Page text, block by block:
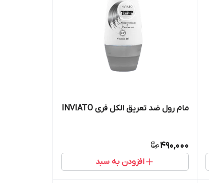
مام رول ضد تعریق الکل فری INVIATO
490,000
افزودن به سبد